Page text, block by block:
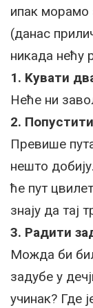
ипак морамо
(данас
никада нећу
1. Kувати
Неће ни
2.
Превише
нешто
ће пут
знају да тај
3. Радити
Можда би
задубе у
учинак? Где